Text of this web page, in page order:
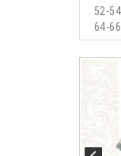
52-54
64-66